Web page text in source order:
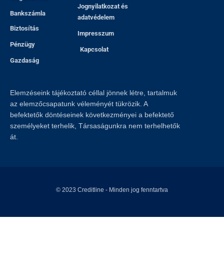
Bankszámla
Biztosítás
Pénzügy
Gazdaság
Jognyilatkozat és
adatvédelem
Impresszum
Kapcsolat
Elemzéseink tájékoztató céllal jönnek létre, tartalmuk
az elemzőcsapatunk véleményét tükrözik. A
befektetők döntéseinek következményei a befektető
személyeket terhelik, Társaságunkra nem terhelhetők
át.
© 2023 Creditline - Minden jog fenntartva